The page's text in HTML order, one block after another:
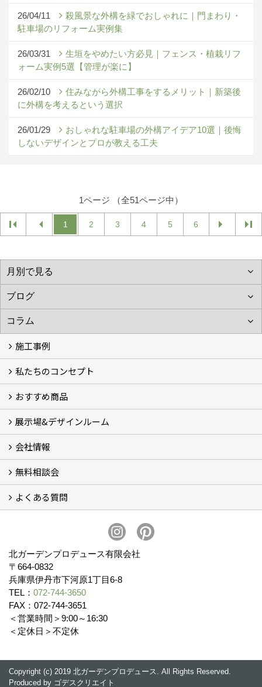
26/04/11
殺風景な外構を緑でおしゃれに｜門まわり・
駐車場のリフォーム実例集
26/03/31
生垣をやめたい方必見｜フェンス・植栽リフ
ォーム実例5選【管理が楽に】
26/02/10
住みながら外構工事をするメリット｜新築後
に外構を考えるという選択
26/01/29
おしゃれな駐車場の外構アイデア10選｜後悔
しないデザインとプロが教える工夫
1ページ （全51ページ中）
1 2 3 4 5 6
施工事例
施工事例
お客様の声 (46)
私たちのコンセプト
コンセプト
完成までの流れ
お庭のメンテナンスについて
おすすめ商品
オリジナル帆布のサイクルポート
NEW スマートサイクルポート
おしゃれな物置 (8)
門扉 (6)
ウッドフェンス (16)
アイアンの商品 (6)
ガーデニング雑貨 (3)
ガーデン書&ガーデンアート
こだわりのオリジナル商品 一覧
おすすめの植物 (29)
箱庭ガーデン
ポット苗
展示場&デザインルーム
展示場&デザインルーム
会社情報
会社概要
スタッフ紹介 (11)
ブログ
コラム
アクセス
求人募集
無料相談会
無料相談会
よくある質問
アフターサービス・アフターメンテナンスについて (3)
北ガーデンプロデュース有限会社
〒664-0832
兵庫県伊丹市下河原1丁目6-8
TEL： 072-744-3650
FAX：072-744-3651
＜営業時間＞9:00～16:30
＜定休日＞不定休
Copyright (c) 2019 北ガーデンプロデュース. All Rights Reserved.
Produced by ゴデスクリエイト